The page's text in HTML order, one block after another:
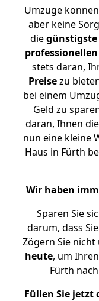
Umzüge
aber keine
diegünstigste
stets daran,
Preisezu
bei einem
Geld zu
daran, Ihnen
nun eine kleine
Haus in Fürth
Wir haben
Sparen Sie
darum, dass
Zögern Sie nicht
heute, um
Fürth
Füllen Sie jetzt